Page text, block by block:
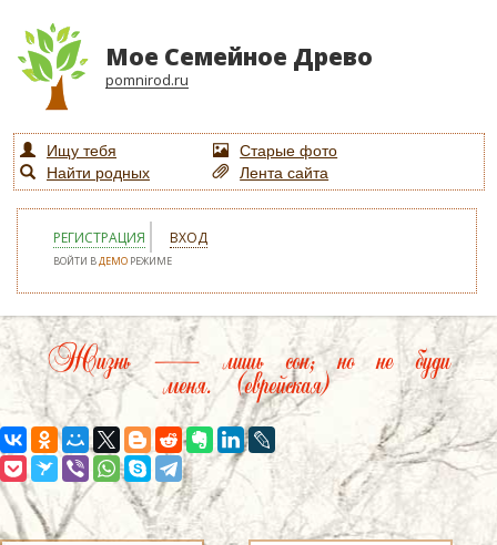
Мое Семейное Древо
pomnirod.ru
Ищу тебя
Старые фото
Найти родных
Лента сайта
РЕГИСТРАЦИЯ ВХОД
ВОЙТИ ВДЕМО РЕЖИМЕ
Жизнь — лишь сон; но не буди
меня. (еврейская)